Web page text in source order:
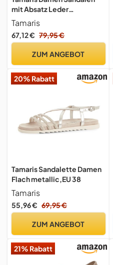
mit Absatz Leder
Blockabsatz Sommer; TAN
SUEDE/braun; 38 EU
Tamaris
67,12 € 79,95 €
ZUM ANGEBOT
20% Rabatt
Tamaris Sandalette Damen
Flach metallic,EU 38
Tamaris
55,96 € 69,95 €
ZUM ANGEBOT
21% Rabatt